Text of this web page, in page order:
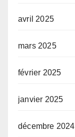
avril 2025
mars 2025
février 2025
janvier 2025
décembre 2024